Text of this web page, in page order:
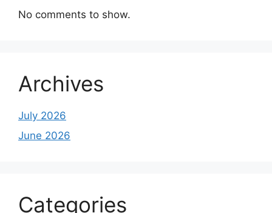
No comments to show.
Archives
July 2026
June 2026
Categories